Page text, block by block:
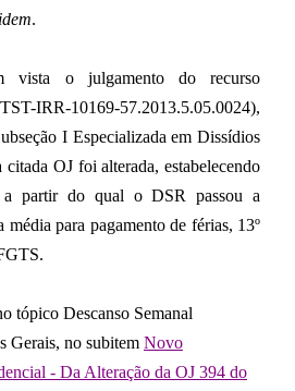
.
vista o julgamento do recurso
IRR-10169-57.2013.5.05.0024),
I Especializada em Dissídios
OJ foi alterada, estabelecendo
a partir do qual o DSR passou a
para pagamento de férias, 13º
tópico Descanso Semanal
Gerais, no subitem Novo
- Da Alteração da OJ 394 do